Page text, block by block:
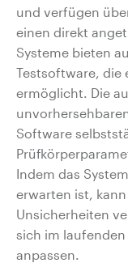
und verfügen
einen direkt
Systeme bieten
Testsoftware, die
ermöglicht. Die
Software
Indem das
erwarten ist,
Unsicherheiten
sich im
anpassen.